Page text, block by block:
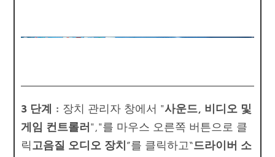
3 단계 : 장치 관리자 창에서 "사운드, 비디오 및
게임 컨트롤러","를 마우스 오른쪽 버튼으로 클
릭고음질 오디오 장치”를 클릭하고“드라이버 소